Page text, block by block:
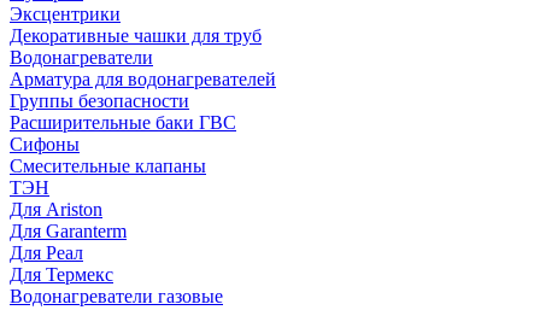
Эксцентрики
Декоративные чашки для труб
Водонагреватели
Арматура для водонагревателей
Группы безопасности
Расширительные баки ГВС
Сифоны
Смесительные клапаны
ТЭН
Для Ariston
Для Garanterm
Для Реал
Для Термекс
Водонагреватели газовые